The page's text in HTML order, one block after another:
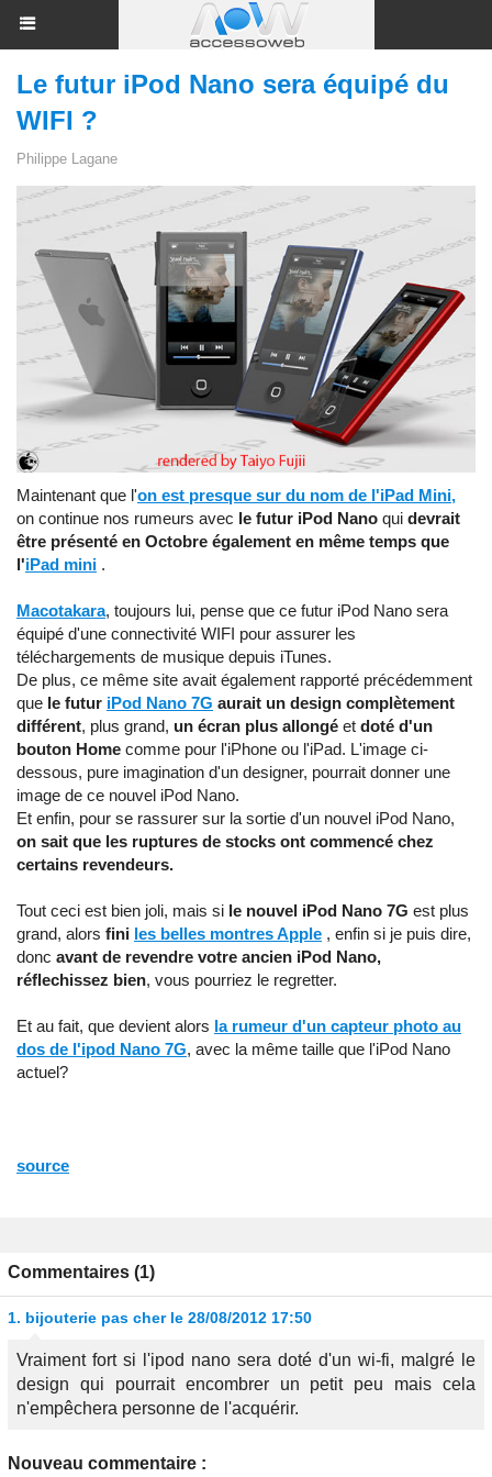
Le futur iPod Nano sera équipé du
WIFI ?
Philippe Lagane
Maintenant que l'on est presque sur du nom de l'iPad Mini,
on continue nos rumeurs avec le futur iPod Nano qui devrait
être présenté en Octobre également en même temps que
l'iPad mini .
Macotakara, toujours lui, pense que ce futur iPod Nano sera
équipé d'une connectivité WIFI pour assurer les
téléchargements de musique depuis iTunes.
De plus, ce même site avait également rapporté précédemment
que le futur iPod Nano 7G aurait un design complètement
différent, plus grand, un écran plus allongé et doté d'un
bouton Home comme pour l'iPhone ou l'iPad. L'image ci-
dessous, pure imagination d'un designer, pourrait donner une
image de ce nouvel iPod Nano.
Et enfin, pour se rassurer sur la sortie d'un nouvel iPod Nano,
on sait que les ruptures de stocks ont commencé chez
certains revendeurs.
Tout ceci est bien joli, mais si le nouvel iPod Nano 7G est plus
grand, alors fini les belles montres Apple , enfin si je puis dire,
donc avant de revendre votre ancien iPod Nano,
réflechissez bien, vous pourriez le regretter.
Et au fait, que devient alors la rumeur d'un capteur photo au
dos de l'ipod Nano 7G, avec la même taille que l'iPod Nano
actuel?
source
Commentaires (1)
1. bijouterie pas cher le 28/08/2012 17:50
Vraiment fort si l'ipod nano sera doté d'un wi-fi, malgré le
design qui pourrait encombrer un petit peu mais cela
n'empêchera personne de l'acquérir.
Nouveau commentaire :